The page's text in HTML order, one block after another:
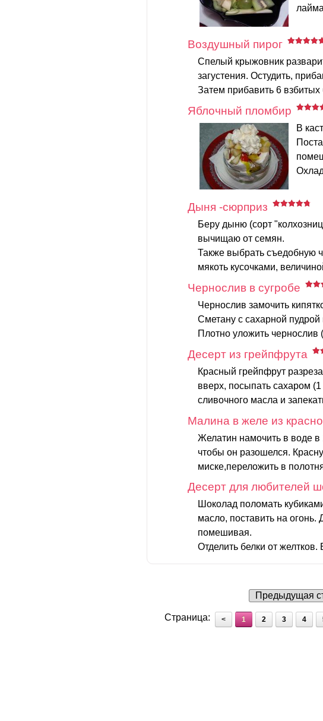
Воздушный пирог
Спелый крыжовник
загустения. Остудить,
Затем прибавить 6 взбитых
Яблочный пломбир
В
Дыня -сюрприз
Беру дыню (сорт
вычищаю от семян.
Также выбрать съедобную
мякоть кусочками,
Чернослив в сугробе
Чернослив замочить
Сметану с сахарной пудрой
Плотно уложить чернослив
Десерт из грейпфрута
Красный грейпфрут
вверх, посыпать сахаром
сливочного масла и
Малина в желе из
Желатин намочить в воде в
чтобы он разошелся.
миске,переложить в
Десерт для любителей
Шоколад поломать
масло, поставить на
помешивая.
Отделить белки от желтков.
Предыдущая
Страница: < 1 2 3 4